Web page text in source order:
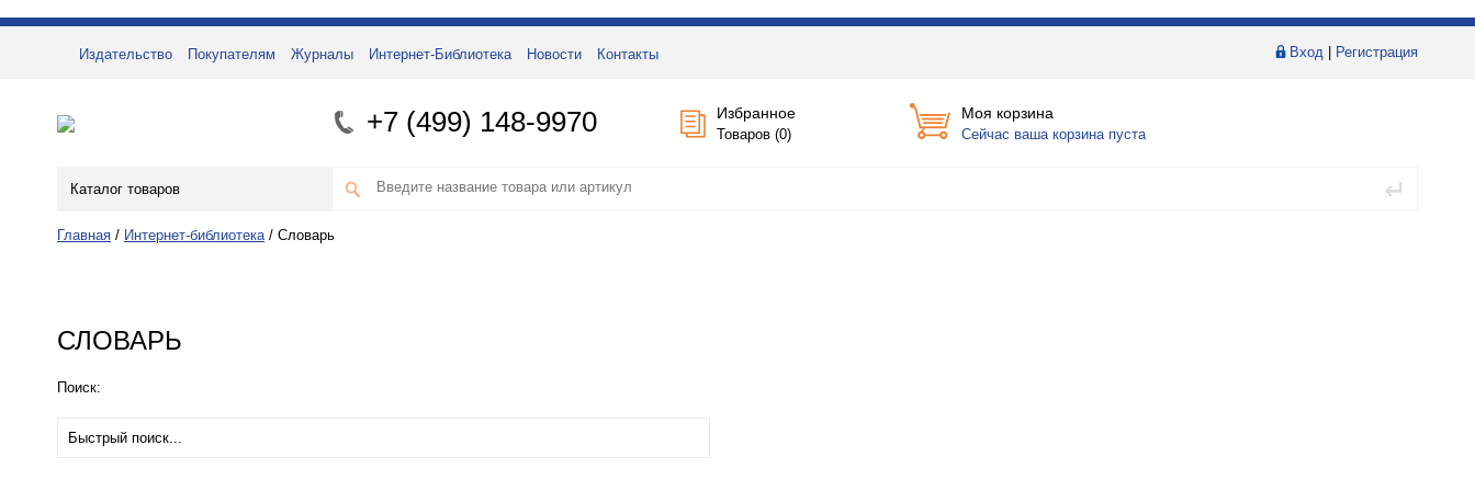
Вход Регистрация
Издательство Покупателям Журналы Интернет-Библиотека Новости Контакты
+7 (499) 148-9970 Избранное
Товаров (0)
Моя корзина
Сейчас ваша корзина пуста
Каталог товаров
Главная / Интернет-библиотека / Словарь
СЛОВАРЬ
Поиск: